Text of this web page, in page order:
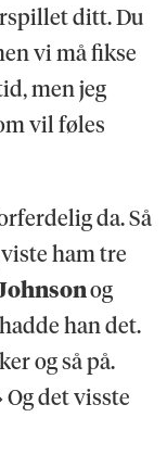
ditt. Du
vi må fikse
men jeg
vil føles
da. Så
ham tre
og
han det.
og så på.
Og det visste